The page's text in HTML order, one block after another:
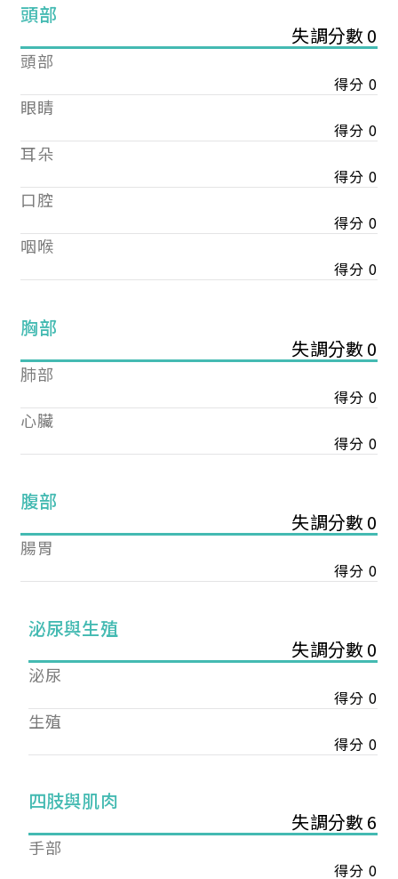
頭部
失調分數 0
頭部
得分 0
眼睛
得分 0
耳朵
得分 0
口腔
得分 0
咽喉
得分 0
胸部
失調分數 0
肺部
得分 0
心臟
得分 0
腹部
失調分數 0
腸胃
得分 0
泌尿與生殖
失調分數 0
泌尿
得分 0
生殖
得分 0
四肢與肌肉
失調分數 6
手部
得分 0
您已成功送出會員申請
您好，您的會員申請，已成功送出，經本協會理事
會審核通過後即通知您進行繳費，繳費資訊如下